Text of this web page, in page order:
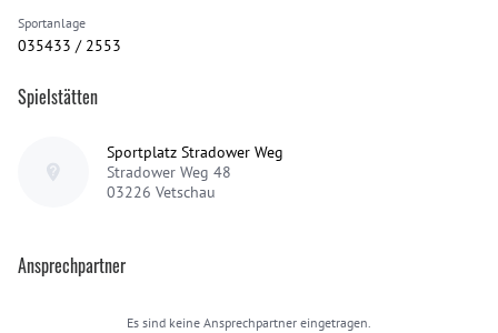
Sportanlage
035433 / 2553
Spielstätten
Sportplatz Stradower Weg
Stradower Weg 48
03226 Vetschau
Ansprechpartner
Es sind keine Ansprechpartner eingetragen.